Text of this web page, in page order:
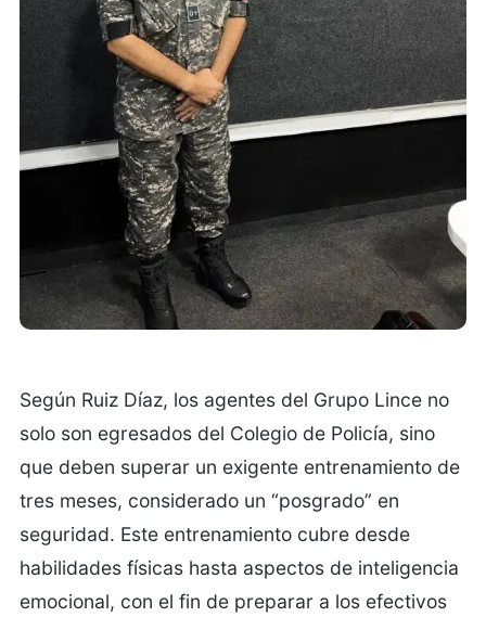
Según Ruiz Díaz, los agentes del Grupo Lince no
solo son egresados del Colegio de Policía, sino
que deben superar un exigente entrenamiento de
tres meses, considerado un “posgrado” en
seguridad. Este entrenamiento cubre desde
habilidades físicas hasta aspectos de inteligencia
emocional, con el fin de preparar a los efectivos